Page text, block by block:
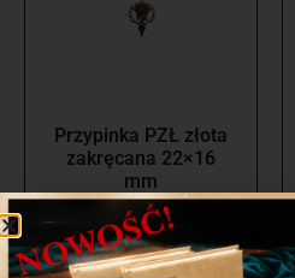
Przypinka PZŁ złota
zakręcana 22×16
mm
129,00zł
Dodaj do koszyka